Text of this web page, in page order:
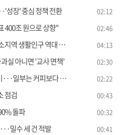
성장' 중심 정책 전환 02:12
400조 원으로 상향" 02:46
구 역대 최대 [뉴스의 맥] 04:13
실 아니면 '교사 면책' 02:30
일부는 커피보다 높아 02:22
점검 00:43
돌파 00:32
밀수 세 건 적발 00:41